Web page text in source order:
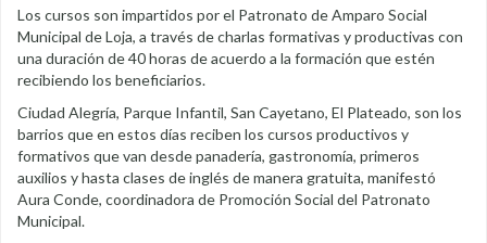
Los cursos son impartidos por el Patronato de Amparo Social
Municipal de Loja, a través de charlas formativas y productivas con
una duración de 40 horas de acuerdo a la formación que estén
recibiendo los beneficiarios.
Ciudad Alegría, Parque Infantil, San Cayetano, El Plateado, son los
barrios que en estos días reciben los cursos productivos y
formativos que van desde panadería, gastronomía, primeros
auxilios y hasta clases de inglés de manera gratuita, manifestó
Aura Conde, coordinadora de Promoción Social del Patronato
Municipal.